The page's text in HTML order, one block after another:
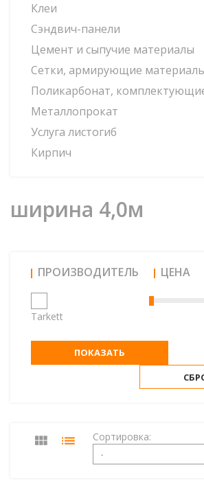
Клеи
Сэндвич-панели
Цемент и сыпучие материалы
Сетки, армирующие
Поликарбонат,
Металлопрокат
Услуга листогиб
Кирпич
ширина 4,0м
ПРОИЗВОДИТЕЛЬ
Tarkett
ЦЕНА
ПОКАЗАТЬ
Сортировка:
-